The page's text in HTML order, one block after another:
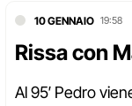
10 GENNAIO 19:58
Rissa con
Al 95′ Pedro